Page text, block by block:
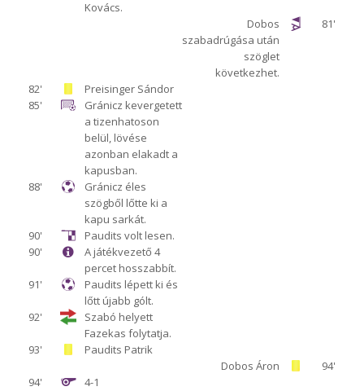
Kovács.
81'
Dobos
szabadrúgása után
szöglet
következhet.
82'
Preisinger Sándor
85'
Gránicz kevergetett
a tizenhatoson
belül, lövése
azonban elakadt a
kapusban.
88'
Gránicz éles
szögből lőtte ki a
kapu sarkát.
90'
Paudits volt lesen.
90'
A játékvezető 4
percet hosszabbít.
91'
Paudits lépett ki és
lőtt újabb gólt.
92'
Szabó helyett
Fazekas folytatja.
93'
Paudits Patrik
94'
Dobos Áron
94'
4-1